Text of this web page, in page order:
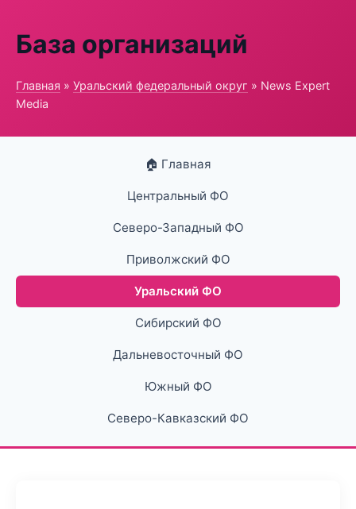
База организаций
Главная » Уральский федеральный округ » News Expert
Media
🏠 Главная
Центральный ФО
Северо-Западный ФО
Приволжский ФО
Уральский ФО
Сибирский ФО
Дальневосточный ФО
Южный ФО
Северо-Кавказский ФО